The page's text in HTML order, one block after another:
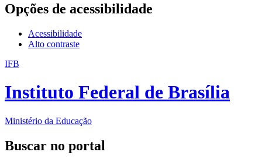
Opções de acessibilidade
Acessibilidade
Alto contraste
IFB
Instituto Federal de Brasília
Ministério da Educação
Buscar no portal